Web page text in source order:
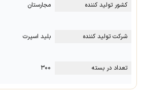
کشور تولید کننده مجارستان
شرکت تولید کننده بلید اسپرت
تعداد در بسته ۳۰۰